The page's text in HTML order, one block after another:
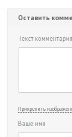
Оставить
Текст комментария
Прикрепить
Ваше имя